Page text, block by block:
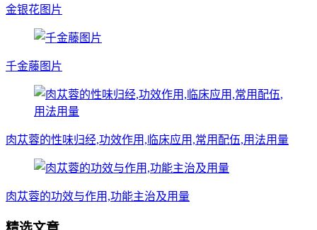
金银花图片
千金藤图片
肉苁蓉的性味归经,功效作用,临床应用,常用配伍,用法用量
肉苁蓉的功效与作用,功能主治及用量